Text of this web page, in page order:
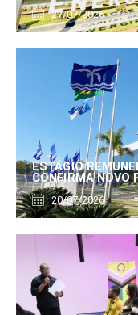
27/07/2026
ESTÁGIO
CONFIRMA NOVO
20/07/2026